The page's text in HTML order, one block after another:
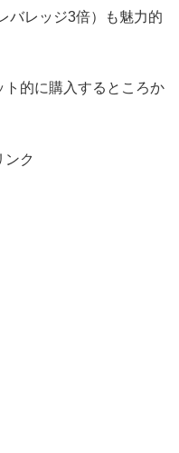
バレッジ3倍）も魅力的
ト的に購入するところか
ンク